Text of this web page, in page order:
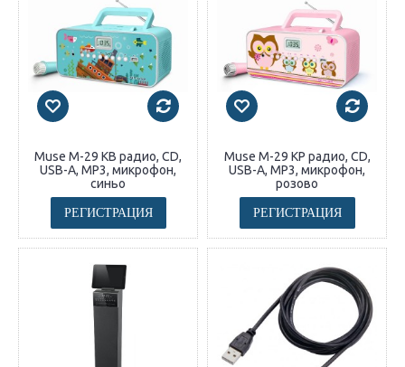
Muse M-29 KB радио, CD,
USB-A, MP3, микрофон,
синьо
РЕГИСТРАЦИЯ
Muse M-29 KP радио, CD,
USB-A, MP3, микрофон,
розово
РЕГИСТРАЦИЯ